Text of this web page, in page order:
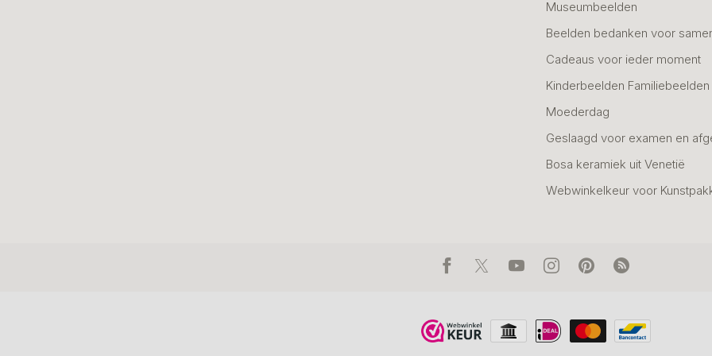
Museumbeelden
Beelden bedanken voor
Cadeaus voor ieder moment
Kinderbeelden Familiebeelden
Moederdag
Geslaagd voor examen en
Bosa keramiek uit Venetië
Webwinkelkeur voor